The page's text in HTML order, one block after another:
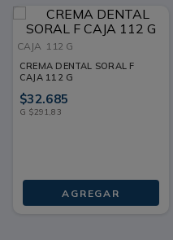
CAJA 112 G
CREMA DENTAL SORAL F
CAJA 112 G
$32.685
G $291,83
AGREGAR